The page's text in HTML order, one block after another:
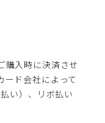
購入時に決済させ
ード会社によって
い）、リボ払い